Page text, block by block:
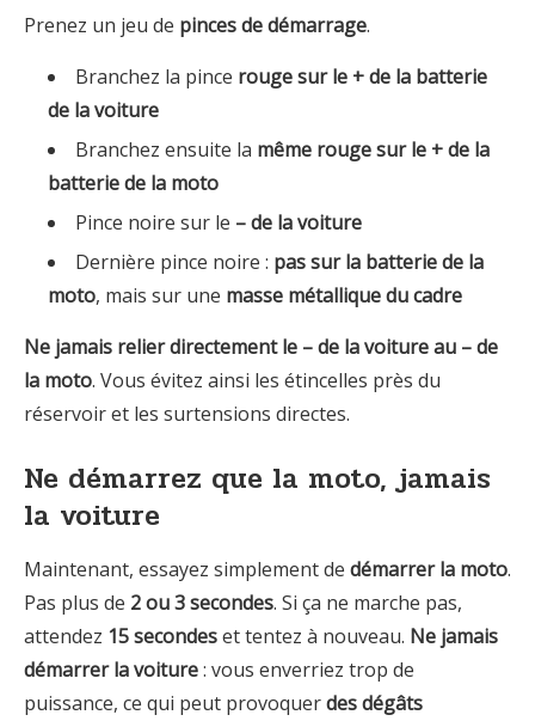
Prenez un jeu de pinces de démarrage.
Branchez la pince rouge sur le + de la batterie
de la voiture
Branchez ensuite la même rouge sur le + de la
batterie de la moto
Pince noire sur le – de la voiture
Dernière pince noire : pas sur la batterie de la
moto, mais sur une masse métallique du cadre
Ne jamais relier directement le – de la voiture au – de
la moto. Vous évitez ainsi les étincelles près du
réservoir et les surtensions directes.
Ne démarrez que la moto, jamais
la voiture
Maintenant, essayez simplement de démarrer la moto.
Pas plus de 2 ou 3 secondes. Si ça ne marche pas,
attendez 15 secondeset tentez à nouveau. Ne jamais
démarrer la voiture: vous enverriez trop de
puissance, ce qui peut provoquerdes dégâts